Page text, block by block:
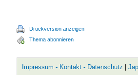
Druckversion anzeigen
Thema abonnieren
Impressum - Kontakt - Datenschutz